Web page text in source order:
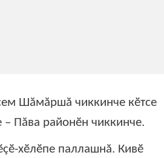
Шăмăршă чиккинче кӗтсе
Пăва районӗн чиккинче.
хӗлӗпе паллашнă. Кивӗ